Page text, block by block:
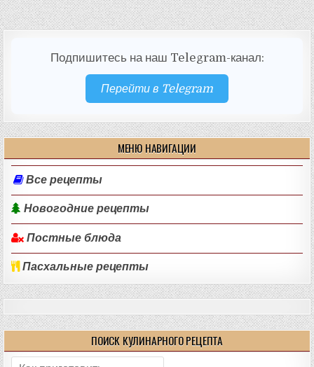
Подпишитесь на наш Telegram-канал:
Перейти в Telegram
МЕНЮ НАВИГАЦИИ
Все рецепты
Новогодние рецепты
Постные блюда
Пасхальные рецепты
ПОИСК КУЛИНАРНОГО РЕЦЕПТА